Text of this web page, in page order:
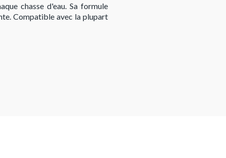
chasse d'eau. Sa formule
Compatible avec la plupart